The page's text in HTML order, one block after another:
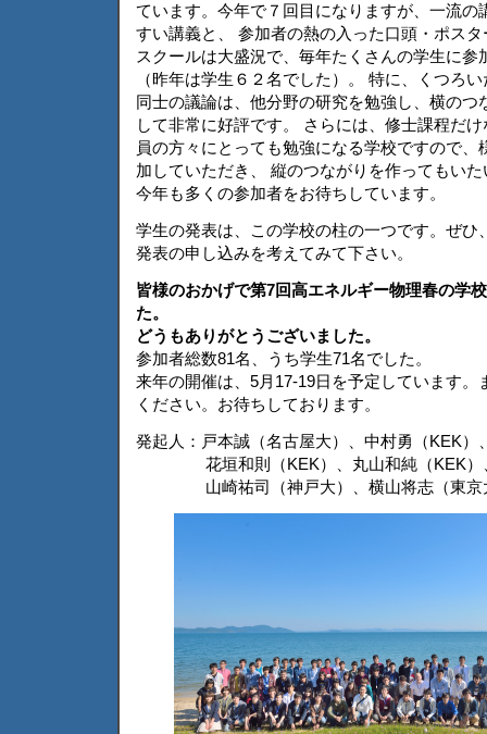
ています。今年で７回目になりますが、一流の
すい講義と、 参加者の熱の入った口頭・ポス
スクールは大盛況で、毎年たくさんの学生に参
（昨年は学生６２名でした）。 特に、くつろ
同士の議論は、他分野の研究を勉強し、横のつ
して非常に好評です。 さらには、修士課程だ
員の方々にとっても勉強になる学校ですので、
加していただき、 縦のつながりを作ってもい
今年も多くの参加者をお待ちしています。
学生の発表は、この学校の柱の一つです。ぜひ
発表の申し込みを考えてみて下さい。
皆様のおかげで第7回高エネルギー物理春の学
た。
どうもありがとうございました。
参加者総数81名、うち学生71名でした。
来年の開催は、5月17-19日を予定しています。
ください。お待ちしております。
発起人：戸本誠（名古屋大）、中村勇（KEK）
花垣和則（KEK）、丸山和純（KEK）
山崎祐司（神戸大）、横山将志（東京